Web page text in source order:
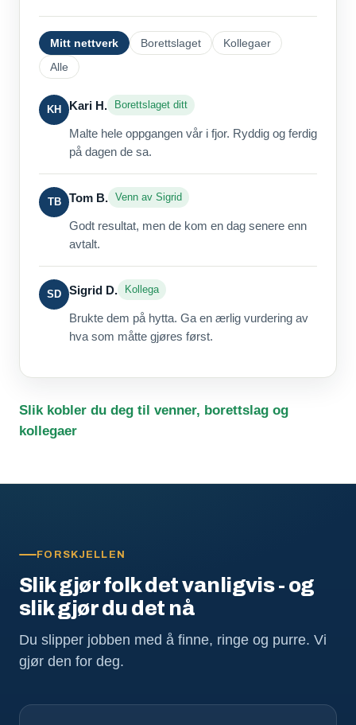
Mitt nettverk Borettslaget
Kollegaer
Alle
KH Kari H. Borettslaget ditt
Malte hele oppgangen vår i fjor. Ryddig og ferdig
på dagen de sa.
TB Tom B. Venn av Sigrid
Godt resultat, men de kom en dag senere enn
avtalt.
SD Sigrid D. Kollega
Brukte dem på hytta. Ga en ærlig vurdering av
hva som måtte gjøres først.
Slik kobler du deg til venner, borettslag og
kollegaer
FORSKJELLEN
Slik gjør folk det vanligvis - og
slik gjør du det nå
Du slipper jobben med å finne, ringe og purre. Vi
gjør den for deg.